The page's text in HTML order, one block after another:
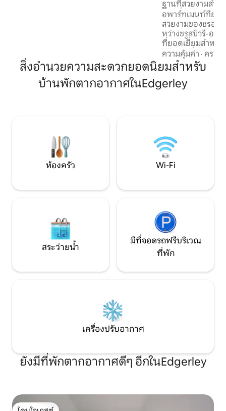
ฐานที่สวยงามสำห
ที่น่าทึ่ง
อพาร์ทเมนท์ที่ยอ
สวยงามของชรอป
หว่างชรูสบิวรี-ออ
ที่ยอดเยี่ยมสำหรับ
ทางเดินที่ยอดเยี่
น่าตื่นตาตื่นใจ แล
เที่ยว อย่าลืมไปที่จุ
ที่ท่องเที่ยวที่ยอดเยี่
ที่น่าทึ่งในทำเลที่
ความคุ้มค่า · ครอบ
สิ่งอำนวยความสะดวกยอดนิยมสำหรับ
บ้านพักตากอากาศในEdgerley
ห้องครัว Wi-Fi
สระว่ายน้ำ
มีที่จอดรถฟรีบริเวณ
ที่พัก
เครื่องปรับอากาศ
ยังมีที่พักตากอากาศดีๆ อีกในEdgerley